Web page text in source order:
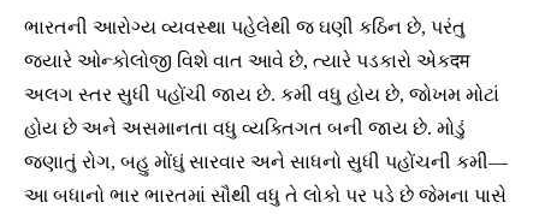
ભારતની આરોગ્ય વ્યવસ્થા પહેલેથી જ ઘણી કઠિન છે, પરંતુ
જ્યારે ઓન્કોલોજી વિશે વાત આવે છે, ત્યારે પડકારો એકदम
અલગ સ્તર સુધી પહોંચી જાય છે. કમી વધુ હોય છે, જોખમ મોટાં
હોય છે અને અસમાનતા વધુ વ્યક્તિગત બની જાય છે. મોડું
જણાતું રોગ, બહુ મોંઘું સારવાર અને સાધનો સુધી પહોંચની કમી—
આ બધાનો ભાર ભારતમાં સૌથી વધુ તે લોકો પર પડે છે જેમના પાસે